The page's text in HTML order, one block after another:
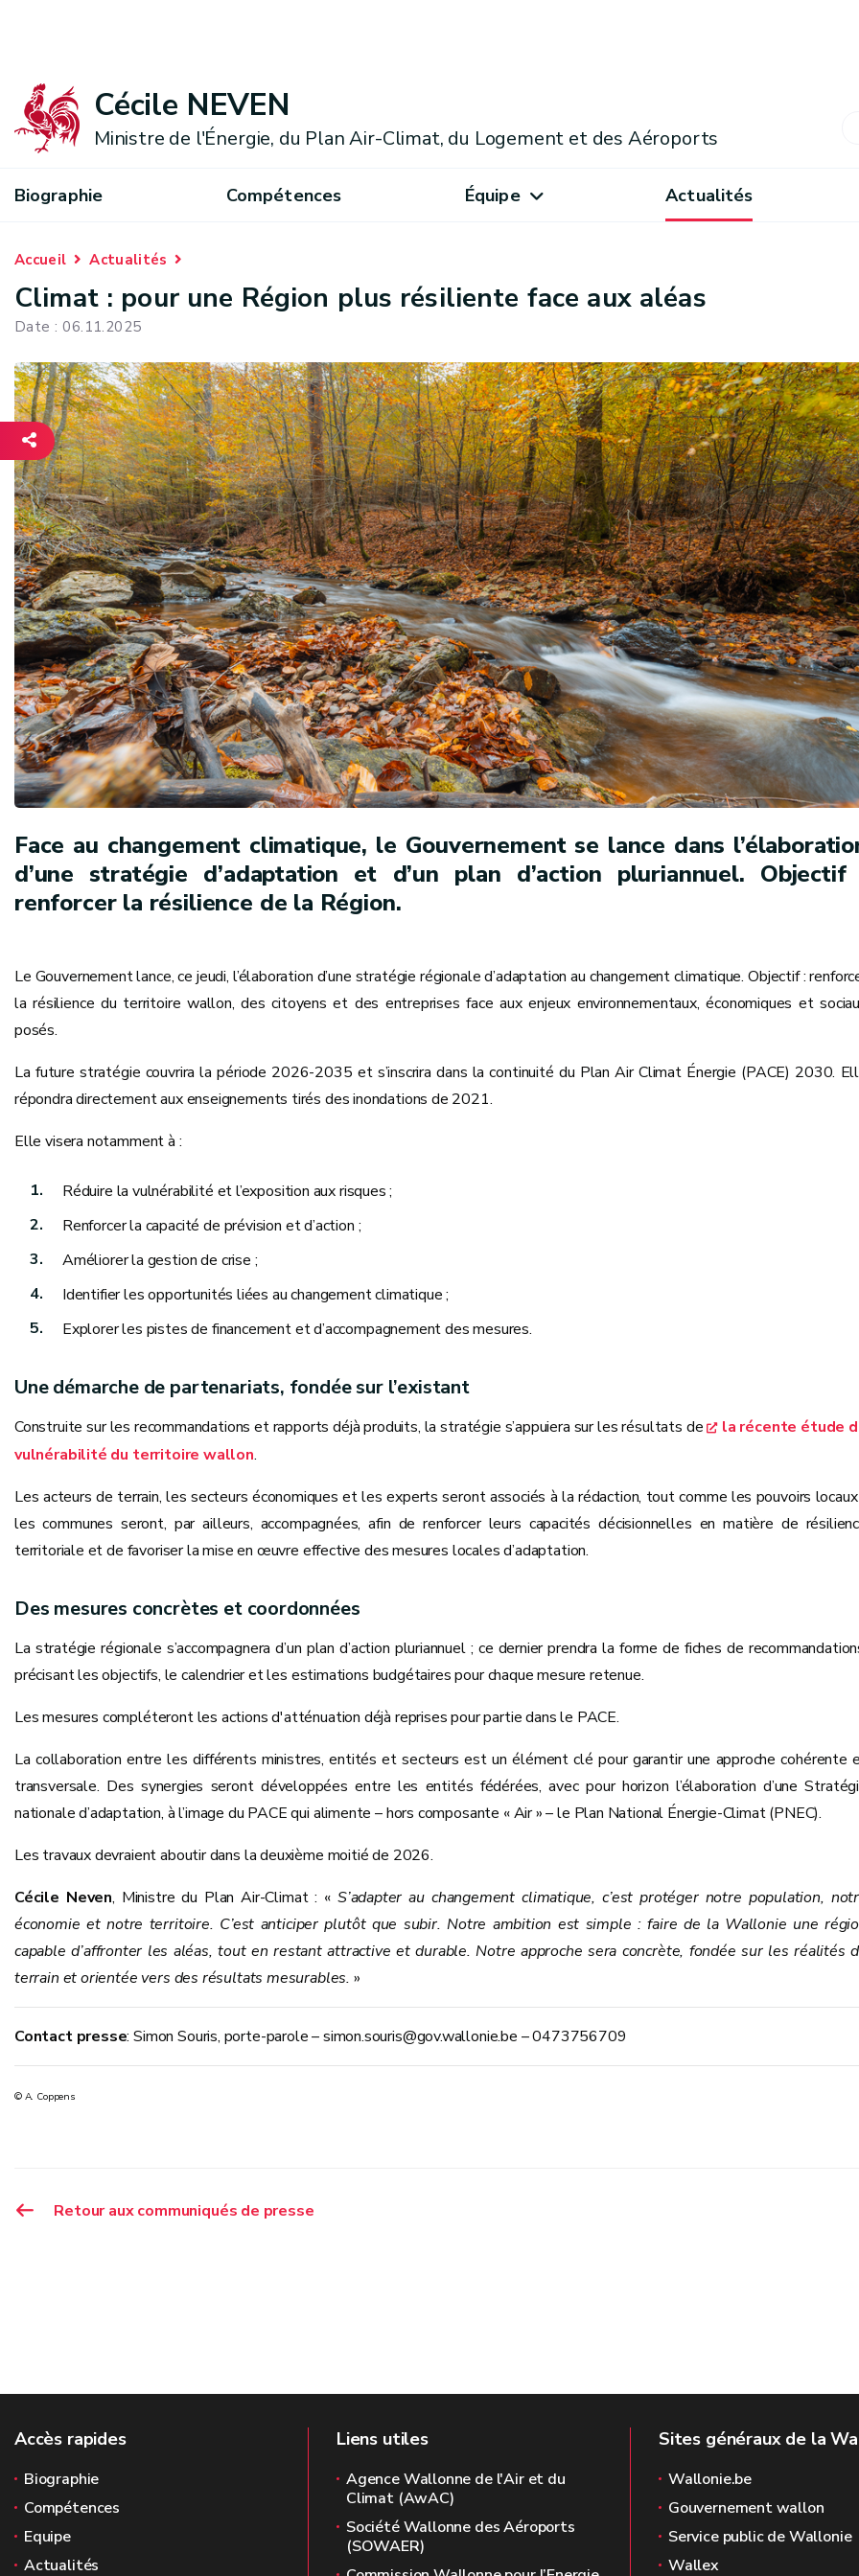
Cécile NEVEN
Ministre de l'Énergie, du Plan Air-Climat, du Logement et des Aéroports
Biographie Compétences Équipe Actualités
Accueil Actualités
Climat : pour une Région plus résiliente face aux aléas
Date : 06.11.2025
Face au changement climatique, le Gouvernement se lance dans
d’une stratégie d’adaptation et d’un plan d’action pluriannuel. Objectif
renforcer la résilience de la Région.
Le Gouvernement lance, ce jeudi, l’élaboration d’une stratégie régionale d’adaptation au changement climatique. Objectif :
la résilience du territoire wallon, des citoyens et des entreprises face aux enjeux environnementaux, économiques et
posés.
La future stratégie couvrira la période 2026-2035 et s’inscrira dans la continuité du Plan Air Climat Énergie (PACE) 2030.
répondra directement aux enseignements tirés des inondations de 2021.
Elle visera notamment à :
Réduire la vulnérabilité et l’exposition aux risques ;
Renforcer la capacité de prévision et d’action ;
Améliorer la gestion de crise ;
Identifier les opportunités liées au changement climatique ;
Explorer les pistes de financement et d’accompagnement des mesures.
Une démarche de partenariats, fondée sur l’existant
Construite sur les recommandations et rapports déjà produits, la stratégie s’appuiera sur les résultats de
la récente étude
vulnérabilité du territoire wallon.
Les acteurs de terrain, les secteurs économiques et les experts seront associés à la rédaction, tout comme les pouvoirs
les communes seront, par ailleurs, accompagnées, afin de renforcer leurs capacités décisionnelles en matière de
territoriale et de favoriser la mise en œuvre effective des mesures locales d’adaptation.
Des mesures concrètes et coordonnées
La stratégie régionale s’accompagnera d’un plan d’action pluriannuel ; ce dernier prendra la forme de fiches de
précisant les objectifs, le calendrier et les estimations budgétaires pour chaque mesure retenue.
Les mesures compléteront les actions d'atténuation déjà reprises pour partie dans le PACE.
La collaboration entre les différents ministres, entités et secteurs est un élément clé pour garantir une approche cohérente
transversale. Des synergies seront développées entre les entités fédérées, avec pour horizon l’élaboration d’une
nationale d’adaptation, à l’image du PACE qui alimente – hors composante « Air » – le Plan National Énergie-Climat (PNEC).
Les travaux devraient aboutir dans la deuxième moitié de 2026.
Cécile Neven, Ministre du Plan Air-Climat : « S’adapter au changement climatique, c’est protéger notre population,
économie et notre territoire. C’est anticiper plutôt que subir. Notre ambition est simple : faire de la Wallonie une
capable d’affronter les aléas, tout en restant attractive et durable. Notre approche sera concrète, fondée sur les réalités
terrain et orientée vers des résultats mesurables. »
Contact presse: Simon Souris, porte-parole – simon.souris@gov.wallonie.be – 0473756709
© A. Coppens
Retour aux communiqués de presse
Accès rapides
Biographie
Compétences
Equipe
Actualités
Liens utiles
Agence Wallonne de l'Air et du
Climat (AwAC)
Société Wallonne des Aéroports
(SOWAER)
Sites généraux de la
Wallonie.be
Gouvernement wallon
Service public de Wallonie
Wallex